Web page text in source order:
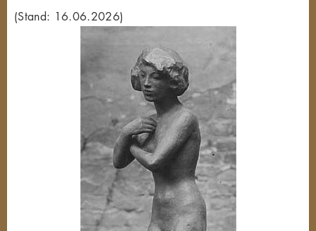
(Stand: 16.06.2026)